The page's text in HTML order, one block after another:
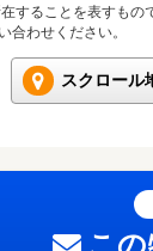
ることを表すもの
合わせください。
スクロール
こ